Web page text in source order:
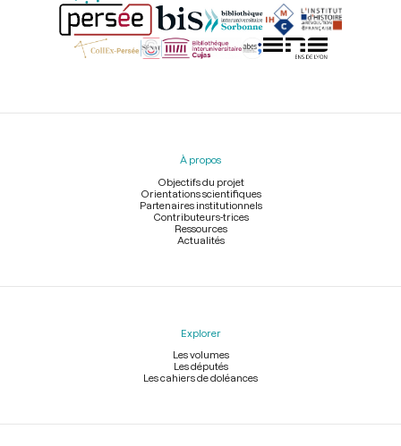
Menu
À propos
Objectifs du projet
Orientations scientifiques
Partenaires institutionnels
Contributeurs-trices
Ressources
Actualités
Explorer
Les volumes
Les députés
Les cahiers de doléances